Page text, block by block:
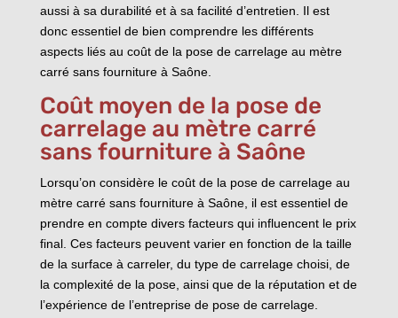
aussi à sa durabilité et à sa facilité d’entretien. Il est
donc essentiel de bien comprendre les différents
aspects liés au coût de la pose de carrelage au mètre
carré sans fourniture à Saône.
Coût moyen de la pose de
carrelage au mètre carré
sans fourniture à Saône
Lorsqu’on considère le coût de la pose de carrelage au
mètre carré sans fourniture à Saône, il est essentiel de
prendre en compte divers facteurs qui influencent le prix
final. Ces facteurs peuvent varier en fonction de la taille
de la surface à carreler, du type de carrelage choisi, de
la complexité de la pose, ainsi que de la réputation et de
l’expérience de l’entreprise de pose de carrelage.